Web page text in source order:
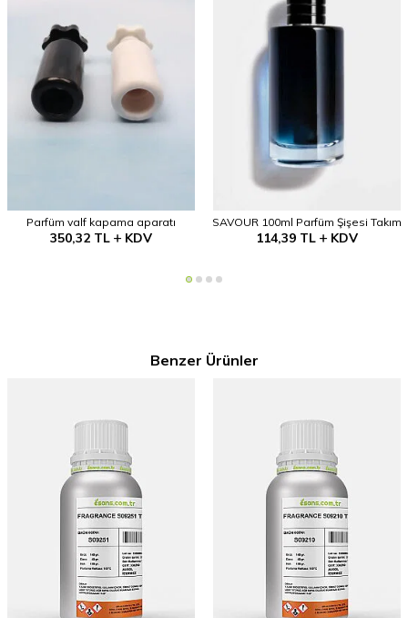
Parfüm valf kapama aparatı
350,32TL KDV
SAVOUR 100ml Parfüm Şişesi Takım
114,39 TL KDV
Benzer Ürünler